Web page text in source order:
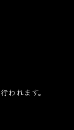
われます。